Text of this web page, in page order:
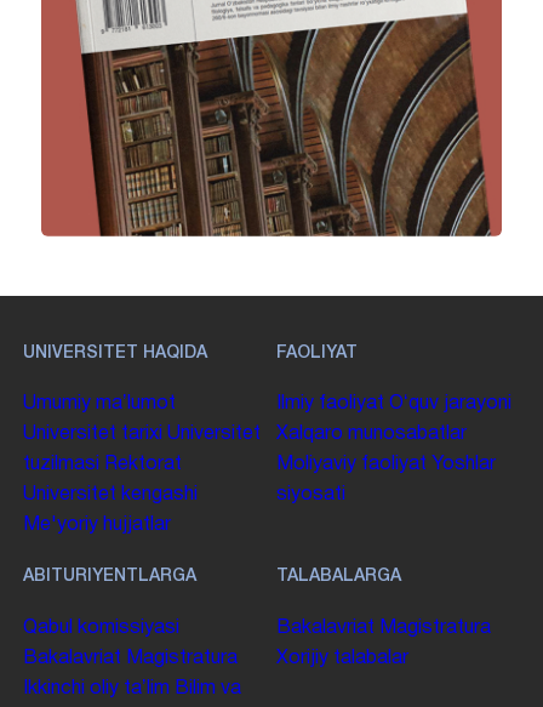
UNIVERSITET HAQIDA
Umumiy maʼlumot
Universitet tarixi Universitet
tuzilmasi
Rektorat
Universitet kengashi
Me'yoriy hujjatlar
FAOLIYAT
Ilmiy faoliyat Oʻquv jarayoni
Xalqaro munosabatlar
Moliyaviy faoliyat Yoshlar
siyosati
ABITURIYENTLARGA
Qabul komissiyasi
Bakalavriat Magistratura
Ikkinchi oliy taʼlim Bilim va
TALABALARGA
Bakalavriat Magistratura
Xorijiy talabalar